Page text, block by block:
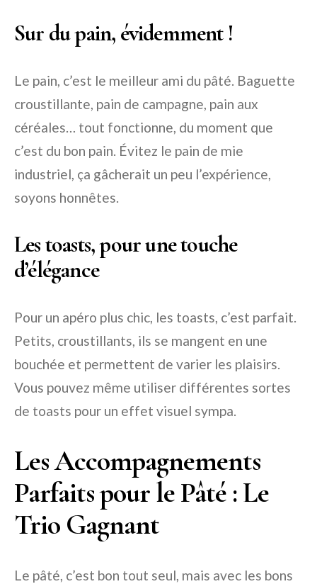
Sur du pain, évidemment !
Le pain, c’est le meilleur ami du pâté. Baguette
croustillante, pain de campagne, pain aux
céréales… tout fonctionne, du moment que
c’est du bon pain. Évitez le pain de mie
industriel, ça gâcherait un peu l’expérience,
soyons honnêtes.
Les toasts, pour une touche
d’élégance
Pour un apéro plus chic, les toasts, c’est parfait.
Petits, croustillants, ils se mangent en une
bouchée et permettent de varier les plaisirs.
Vous pouvez même utiliser différentes sortes
de toasts pour un effet visuel sympa.
Les Accompagnements
Parfaits pour le Pâté : Le
Trio Gagnant
Le pâté, c’est bon tout seul, mais avec les bons